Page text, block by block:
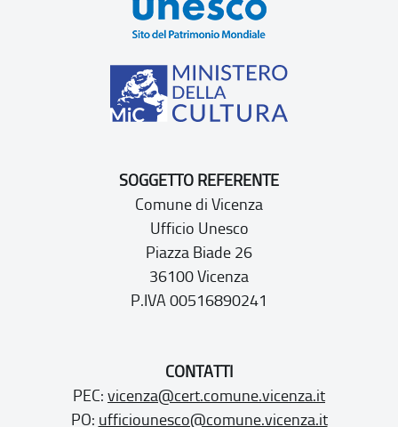
SOGGETTO REFERENTE
Comune di Vicenza
Ufficio Unesco
Piazza Biade 26
36100 Vicenza
P.IVA 00516890241
CONTATTI
PEC: vicenza@cert.comune.vicenza.it
PO: ufficiounesco@comune.vicenza.it